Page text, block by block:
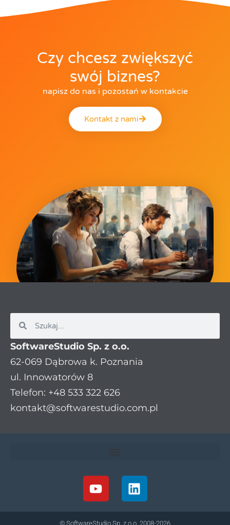
Czy chcesz zwiększyć
swój biznes?
napisz do nas i pozostań w kontakcie
Kontakt z nami
SoftwareStudio Sp. z o.o.
62-069 Dąbrowa k. Poznania
ul. Innowatorów 8
Telefon: +48 533 322 626
kontakt@softwarestudio.com.pl
© SoftwareStudio Sp. z o.o. 2008-2026